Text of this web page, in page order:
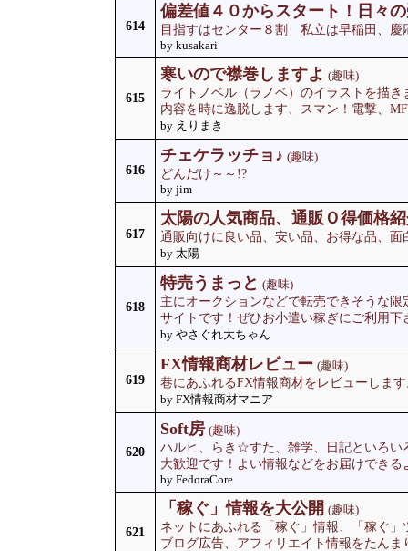
614
偏差値４０からスタート！日々
目指すはセンター８割 私立は早稲田、慶
by kusakari
615
寒いので襟巻しますよ (趣味)
ライトノベル（ラノベ）のイラストを描
内容を時に逸脱します、スマン！電撃、
by えりまき
616
チェケラッチョ♪ (趣味)
どんだけ～～!?
by jim
617
太陽の人気商品、通販Ｏ得価格
通販向けに良い品、安い品、お得な品、
by 太陽
618
特売うまっと (趣味)
主にオークションなどで転売できそうな
サイトです！ぜひお小遣い稼ぎにご利用下
by やさぐれ大ちゃん
619
FX情報商材レビュー (趣味)
巷にあふれるFX情報商材をレビューしま
by FX情報商材マニア
620
Soft房 (趣味)
ハルヒ、らき☆すた、雑学、日記といろい
大歓迎です！よい情報などをお届けでき
by FedoraCore
621
「稼ぐ」情報を大公開 (趣味)
ネットにあふれる「稼ぐ」情報、「稼ぐ
ブログ広告、アフィリエイト情報をたんま